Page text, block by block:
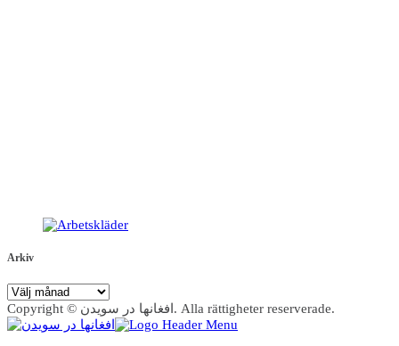
Arkiv
Arkiv
Copyright © افغانها در سویدن. Alla rättigheter reserverade.